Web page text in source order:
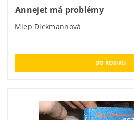
Annejet má problémy
Miep Diekmannová